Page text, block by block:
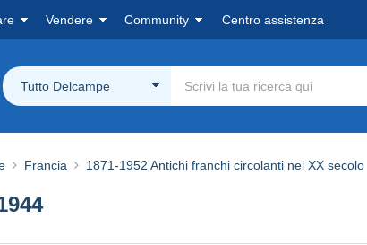
Vendere Community Centro assistenza
Tutto Delcampe
Francia 1871-1952 Antichi franchi circolanti nel XX secolo